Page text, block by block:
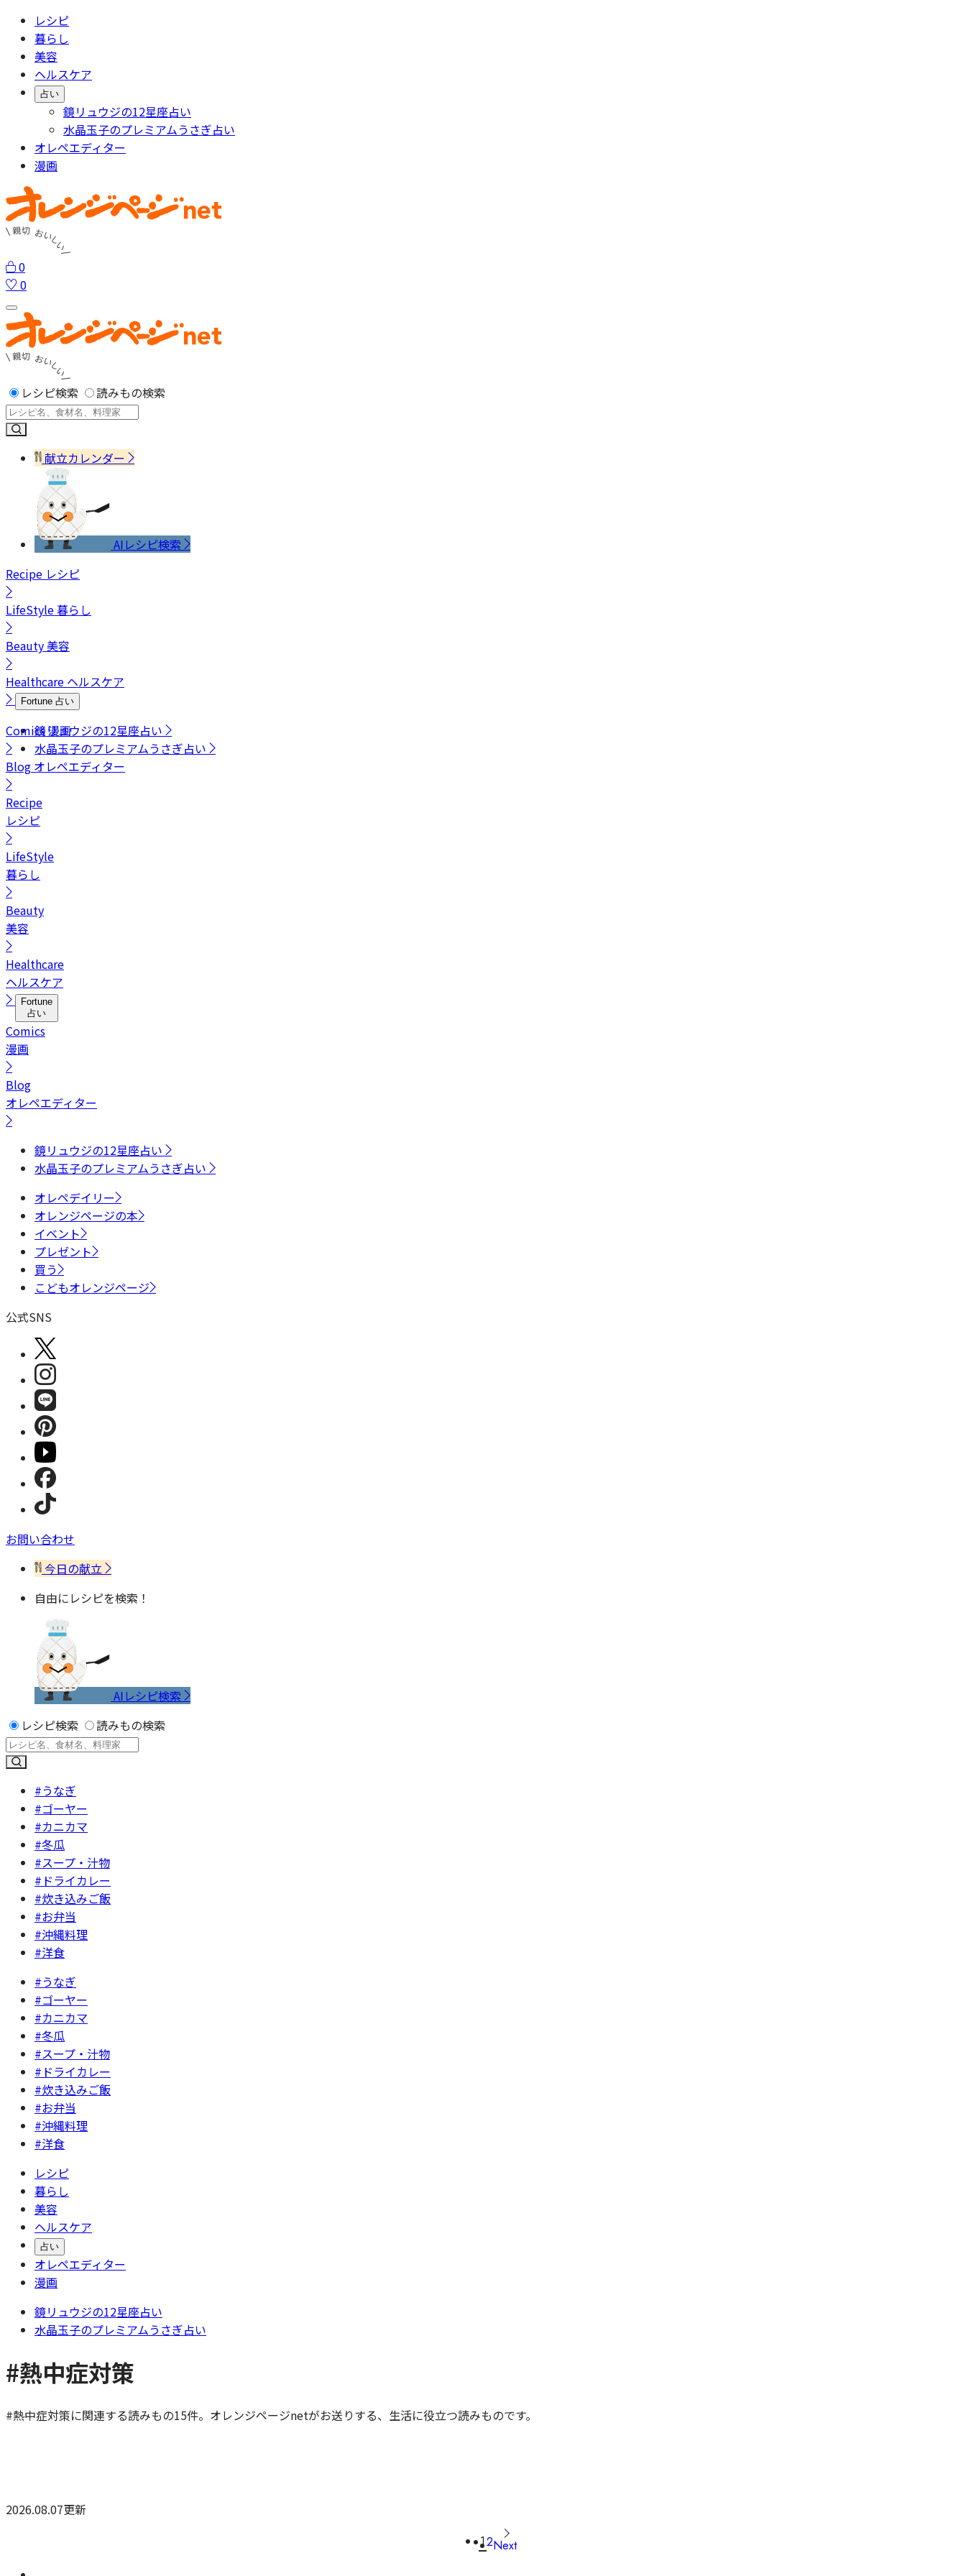
レシピ
暮らし
美容
ヘルスケア
占い
鏡リュウジの12星座占い
水晶玉子のプレミアムうさぎ占い
オレペエディター
漫画
0
0
レシピ検索 読みもの検索
献立カレンダー
AIレシピ検索
Recipe レシピ
LifeStyle暮らし
Beauty美容
Healthcare ヘルスケア
Fortune 占い
鏡リュウジの12星座占い
水晶玉子のプレミアムうさぎ占い
Comics漫画
Blog オレペエディター
Recipe
レシピ
LifeStyle
暮らし
Beauty
美容
Healthcare
ヘルスケア
Fortune
占い
Comics
漫画
Blog
オレペエディター
鏡リュウジの12星座占い
水晶玉子のプレミアムうさぎ占い
オレペデイリー
オレンジページの本
イベント
プレゼント
買う
こどもオレンジページ
公式SNS
お問い合わせ
今日の献立
自由にレシピを検索！
AIレシピ検索
レシピ検索
読みもの検索
#うなぎ
#ゴーヤー
#カニカマ
#冬瓜
#スープ・汁物
#ドライカレー
#炊き込みご飯
#お弁当
#沖縄料理
#洋食
#うなぎ
#ゴーヤー
#カニカマ
#冬瓜
#スープ・汁物
#ドライカレー
#炊き込みご飯
#お弁当
#沖縄料理
#洋食
レシピ
暮らし
美容
ヘルスケア
占い
オレペエディター
漫画
鏡リュウジの12星座占い
水晶玉子のプレミアムうさぎ占い
#熱中症対策
#熱中症対策に関連する読みもの15件。オレンジページnetがお送りする、生活に役立つ読みものです。
2026.08.07更新
12Next